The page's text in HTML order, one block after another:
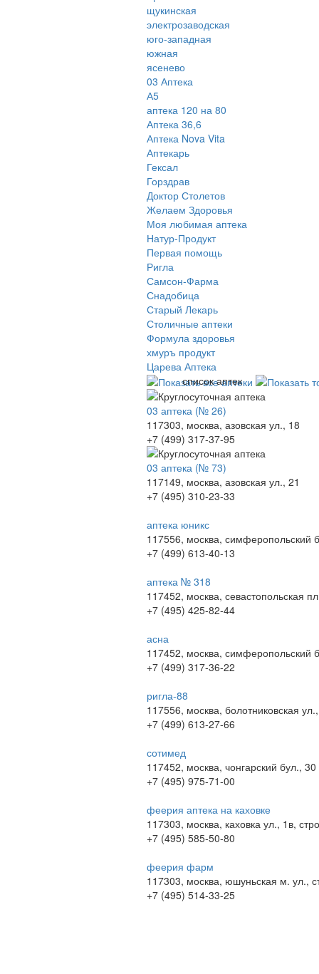
щукинская
электрозаводская
юго-западная
южная
ясенево
03 Аптека
А5
аптека 120 на 80
Аптека 36,6
Аптека Nova Vita
Аптекарь
Гексал
Горздрав
Доктор Столетов
Желаем Здоровья
Моя любимая аптека
Натур-Продукт
Первая помощь
Ригла
Самсон-Фарма
Снадобица
Старый Лекарь
Столичные аптеки
Формула здоровья
хмуръ продукт
Царева Аптека
список аптек
03 аптека (№ 26)
117303, москва, азовская ул., 18
+7 (499) 317-37-95
03 аптека (№ 73)
117149, москва, азовская ул., 21
+7 (495) 310-23-33
аптека юникс
117556, москва, симферопольский
+7 (499) 613-40-13
аптека № 318
117452, москва, севастопольская
+7 (495) 425-82-44
асна
117452, москва, симферопольский
+7 (499) 317-36-22
ригла-88
117556, москва, болотниковская
+7 (499) 613-27-66
сотимед
117452, москва, чонгарский бул., 30
+7 (495) 975-71-00
феерия аптека на каховке
117303, москва, каховка ул., 1в,
+7 (495) 585-50-80
феерия фарм
117303, москва, юшуньская м. ул.,
+7 (495) 514-33-25